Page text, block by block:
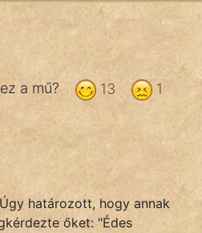
1
13
a mű?
határozott, hogy annak
őket: "Édes